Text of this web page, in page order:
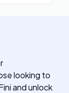
looking to
and unlock